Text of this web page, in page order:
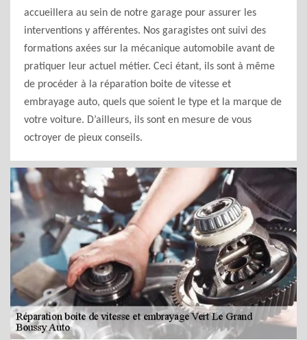
accueillera au sein de notre garage pour assurer les
interventions y afférentes. Nos garagistes ont suivi des
formations axées sur la mécanique automobile avant de
pratiquer leur actuel métier. Ceci étant, ils sont à même
de procéder à la réparation boite de vitesse et
embrayage auto, quels que soient le type et la marque de
votre voiture. D’ailleurs, ils sont en mesure de vous
octroyer de pieux conseils.